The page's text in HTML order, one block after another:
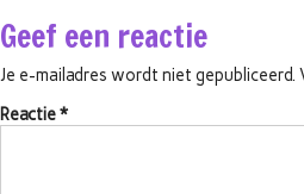
Geef een reactie
Je e-mailadres wordt niet gepubliceerd.
Reactie*